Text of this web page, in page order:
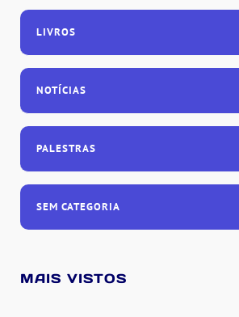
LIVROS
NOTÍCIAS
PALESTRAS
SEM CATEGORIA
MAIS VISTOS